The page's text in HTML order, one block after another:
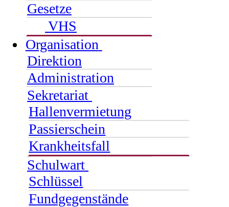
Gesetze
VHS
Organisation
Direktion
Administration
Sekretariat
Hallenvermietung
Passierschein
Krankheitsfall
Schulwart
Schlüssel
Fundgegenstände